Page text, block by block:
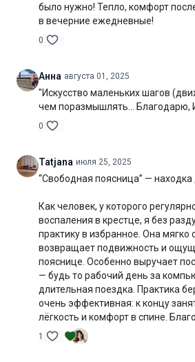
было нужно! Тепло, комфорт
в вечерние ежедневные!
0
Анна августа 01, 2025
"Искусство маленьких шагов
чем поразмышлять... Благодарю,
0
Tatjana июля 25, 2025
“Свободная поясница” —
Как человек, у которого
воспаления в крестце, я без
практику в избранное. Она
возвращает подвижность и
пояснице. Особенно выручает
— будь то рабочий день за
длительная поездка. Практика
очень эффективная: к концу
лёгкость и комфорт в спине.
1